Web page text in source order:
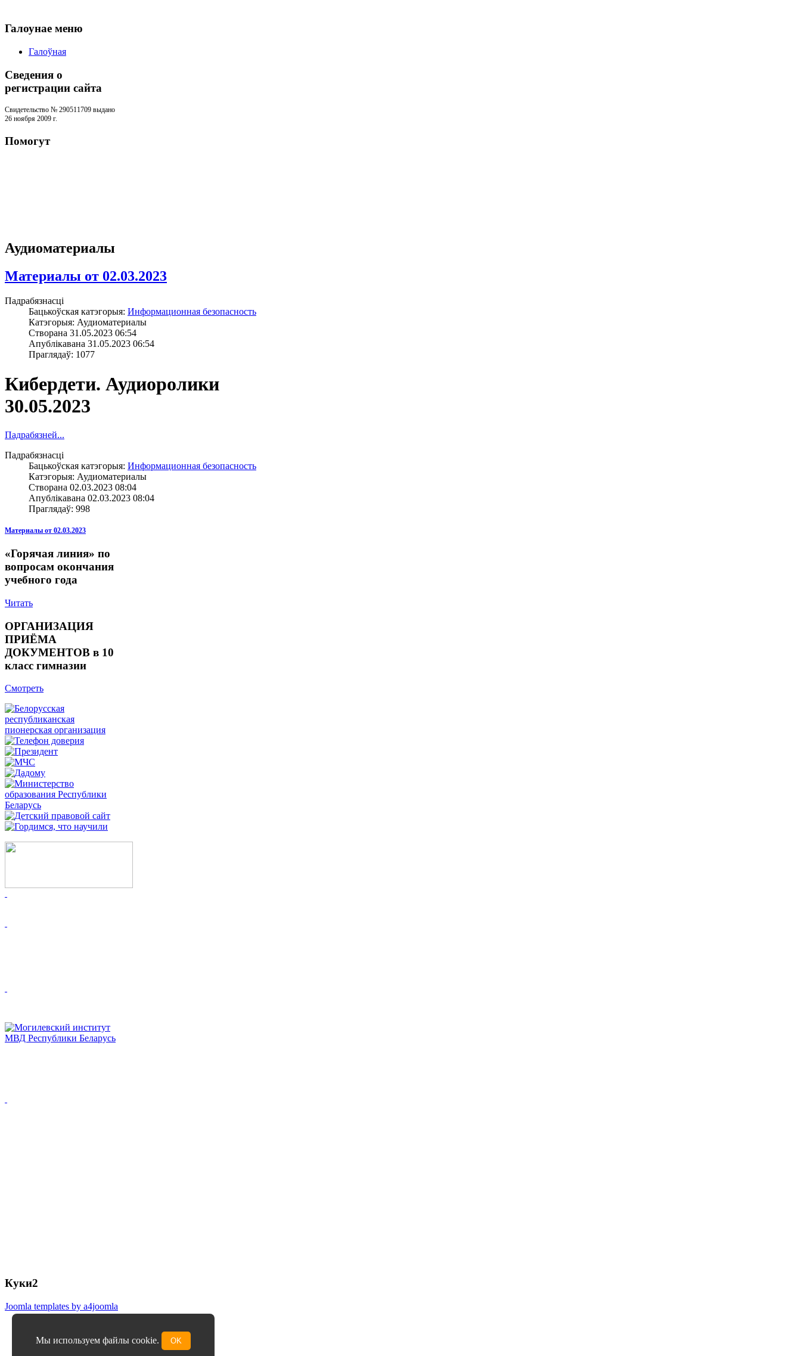
Галоунае меню
Галоўная
Сведения о
регистрации cайта
Свидетельство № 290511709 выдано
26 ноября 2009 г.
Помогут
Аудиоматериалы
Материалы от 02.03.2023
Падрабязнасці
Бацькоўская катэгорыя: Информационная безопасность
Катэгорыя: Аудиоматериалы
Створана 31.05.2023 06:54
Апублікавана 31.05.2023 06:54
Праглядаў: 1077
Кибердети. Аудиоролики
30.05.2023
Падрабязней...
Падрабязнасці
Бацькоўская катэгорыя: Информационная безопасность
Катэгорыя: Аудиоматериалы
Створана 02.03.2023 08:04
Апублікавана 02.03.2023 08:04
Праглядаў: 998
Материалы от 02.03.2023
«Горячая линия» по
вопросам окончания
учебного года
Читать
ОРГАНИЗАЦИЯ
ПРИЁМА
ДОКУМЕНТОВ в 10
класс гимназии
Смотреть
Куки2
Мы используем файлы cookie. OK
Joomla templates by a4joomla